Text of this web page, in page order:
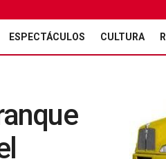
ESPECTÁCULOS CULTURA